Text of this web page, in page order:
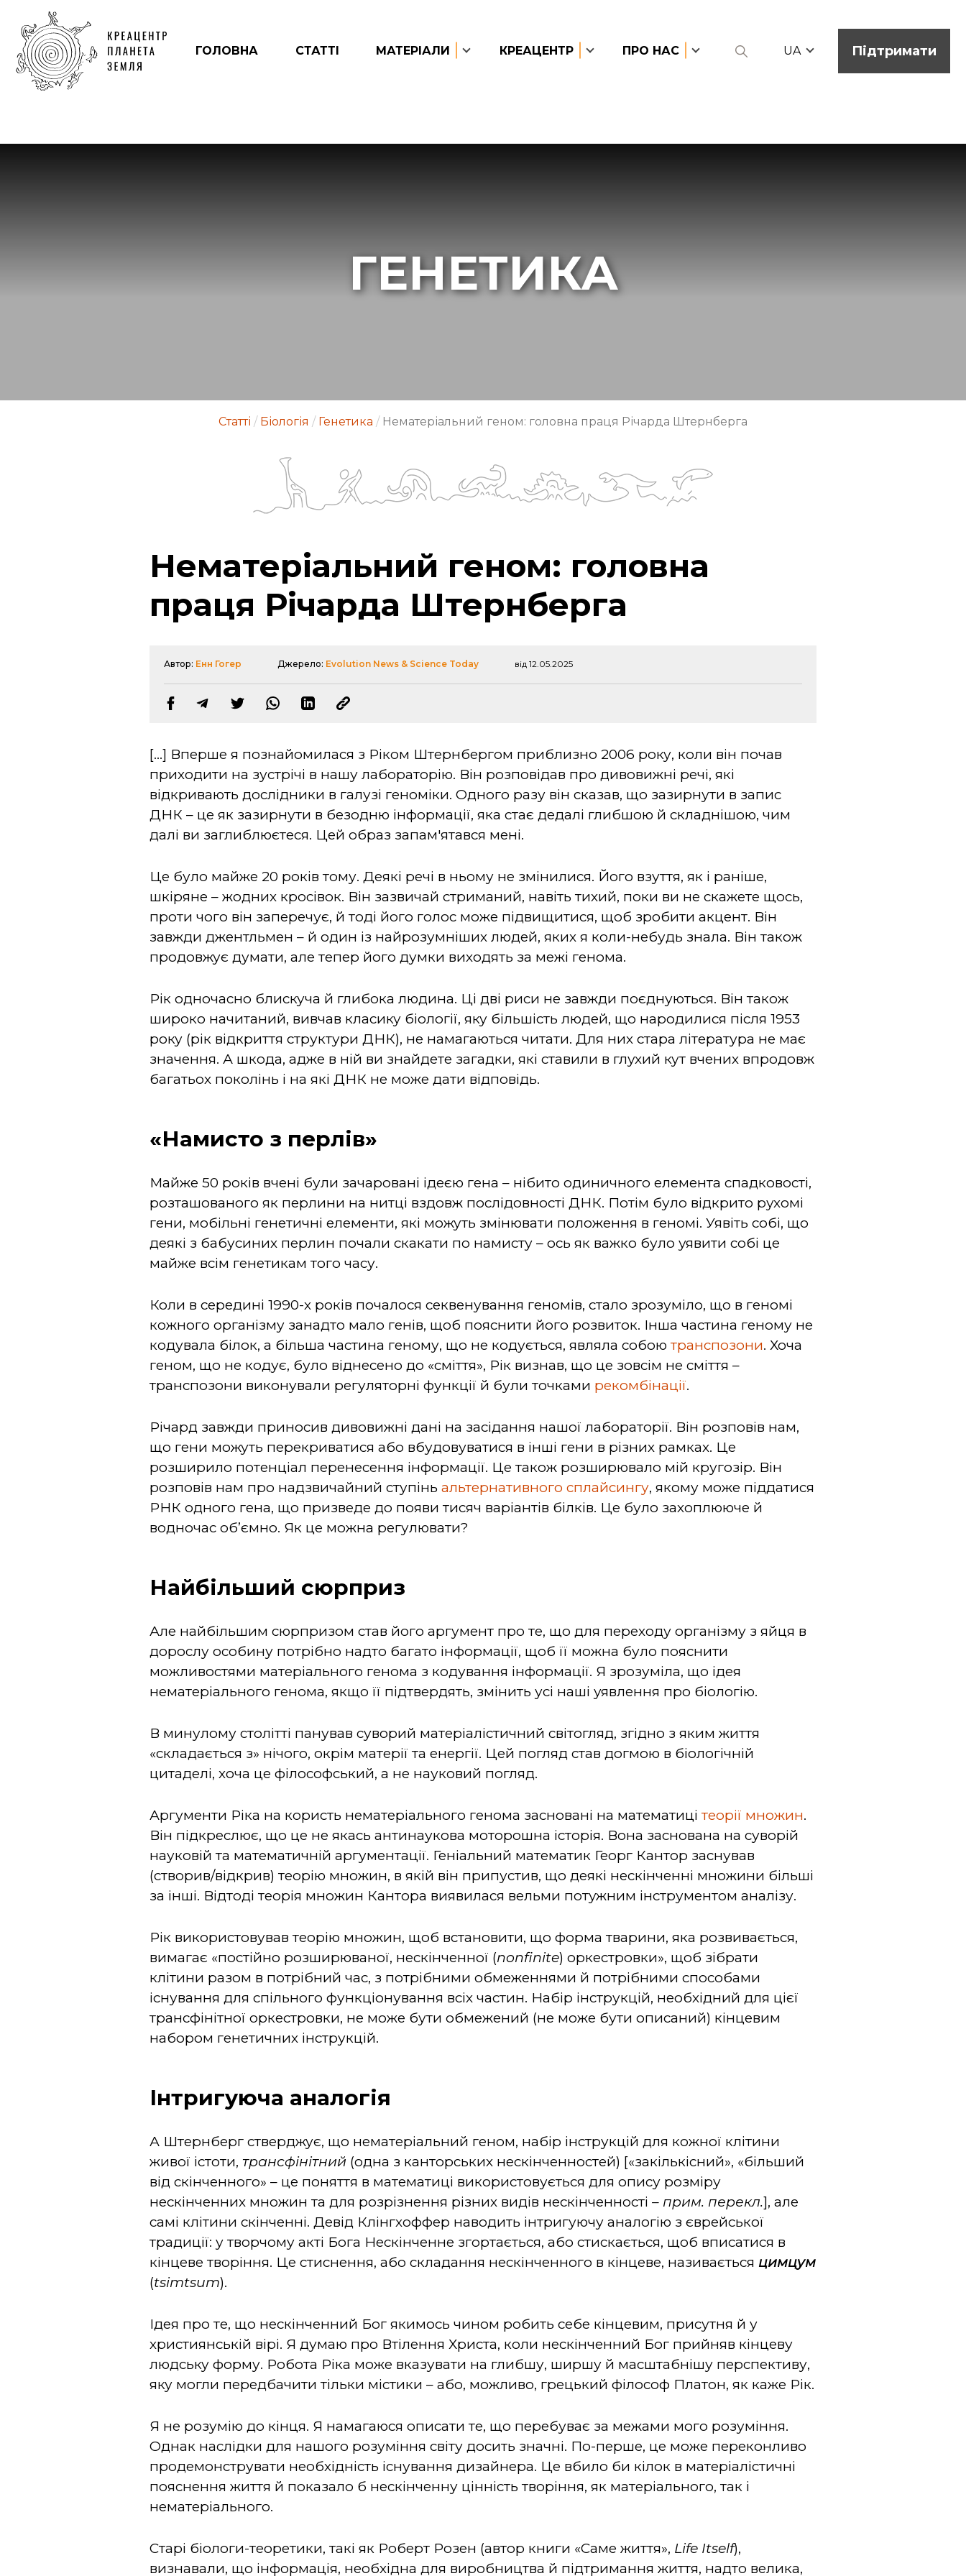
ГОЛОВНА СТАТТІ МАТЕРІАЛИ КРЕАЦЕНТР ПРО НАС UA Підтримати
ГЕНЕТИКА
Статті / Біологія / Генетика / Нематеріальний геном: головна праця Річарда Штернберга
Нематеріальний геном: головна
праця Річарда Штернберга
Автор: Енн Гогер Джерело: Evolution News & Science Today від 12.05.2025
[...] Вперше я познайомилася з Ріком Штернбергом приблизно 2006 року, коли він почав
приходити на зустрічі в нашу лабораторію. Він розповідав про дивовижні речі, які
відкривають дослідники в галузі геноміки. Одного разу він сказав, що зазирнути в запис
ДНК – це як зазирнути в безодню інформації, яка стає дедалі глибшою й складнішою, чим
далі ви заглиблюєтеся. Цей образ запам'ятався мені.
Це було майже 20 років тому. Деякі речі в ньому не змінилися. Його взуття, як і раніше,
шкіряне – жодних кросівок. Він зазвичай стриманий, навіть тихий, поки ви не скажете щось,
проти чого він заперечує, й тоді його голос може підвищитися, щоб зробити акцент. Він
завжди джентльмен – й один із найрозумніших людей, яких я коли-небудь знала. Він також
продовжує думати, але тепер його думки виходять за межі генома.
Рік одночасно блискуча й глибока людина. Ці дві риси не завжди поєднуються. Він також
широко начитаний, вивчав класику біології, яку більшість людей, що народилися після 1953
року (рік відкриття структури ДНК), не намагаються читати. Для них стара література не має
значення. А шкода, адже в ній ви знайдете загадки, які ставили в глухий кут вчених впродовж
багатьох поколінь і на які ДНК не може дати відповідь.
«Намисто з перлів»
Майже 50 років вчені були зачаровані ідеєю гена – нібито одиничного елемента спадковості,
розташованого як перлини на нитці вздовж послідовності ДНК. Потім було відкрито рухомі
гени, мобільні генетичні елементи, які можуть змінювати положення в геномі. Уявіть собі, що
деякі з бабусиних перлин почали скакати по намисту – ось як важко було уявити собі це
майже всім генетикам того часу.
Коли в середині 1990-х років почалося секвенування геномів, стало зрозуміло, що в геномі
кожного організму занадто мало генів, щоб пояснити його розвиток. Інша частина геному не
кодувала білок, а більша частина геному, що не кодується, являла собоютранспозони. Хоча
геном, що не кодує, було віднесено до «сміття», Рік визнав, що це зовсім не сміття –
транспозони виконували регуляторні функції й були точками рекомбінації.
Річард завжди приносив дивовижні дані на засідання нашої лабораторії. Він розповів нам,
що гени можуть перекриватися або вбудовуватися в інші гени в різних рамках. Це
розширило потенціал перенесення інформації. Це також розширювало мій кругозір. Він
розповів нам про надзвичайний ступіньальтернативного сплайсингу, якому може піддатися
РНК одного гена, що призведе до появи тисяч варіантів білків. Це було захоплююче й
водночас об’ємно. Як це можна регулювати?
Найбільший сюрприз
Але найбільшим сюрпризом став його аргумент про те, що для переходу організму з яйця в
дорослу особину потрібно надто багато інформації, щоб її можна було пояснити
можливостями матеріального генома з кодування інформації. Я зрозуміла, що ідея
нематеріального генома, якщо її підтвердять, змінить усі наші уявлення про біологію.
В минулому столітті панував суворий матеріалістичний світогляд, згідно з яким життя
«складається з» нічого, окрім матерії та енергії. Цей погляд став догмою в біологічній
цитаделі, хоча це філософський, а не науковий погляд.
Аргументи Ріка на користь нематеріального генома засновані на математицітеорії множин.
Він підкреслює, що це не якась антинаукова моторошна історія. Вона заснована на суворій
науковій та математичній аргументації. Геніальний математик Георг Кантор заснував
(створив/відкрив) теорію множин, в якій він припустив, що деякі нескінченні множини більші
за інші. Відтоді теорія множин Кантора виявилася вельми потужним інструментом аналізу.
Рік використовував теорію множин, щоб встановити, що форма тварини, яка розвивається,
вимагає «постійно розширюваної, нескінченної (nonfinite) оркестровки», щоб зібрати
клітини разом в потрібний час, з потрібними обмеженнями й потрібними способами
існування для спільного функціонування всіх частин. Набір інструкцій, необхідний для цієї
трансфінітної оркестровки, не може бути обмежений (не може бути описаний) кінцевим
набором генетичних інструкцій.
Інтригуюча аналогія
А Штернберг стверджує, що нематеріальний геном, набір інструкцій для кожної клітини
живої істоти, трансфінітний (одна з канторських нескінченностей) [«закількісний», «більший
від скінченного» – це поняття в математиці використовується для опису розміру
нескінченних множин та для розрізнення різних видів нескінченності– прим. перекл.], але
самі клітини скінченні. Девід Клінгхоффер наводить інтригуючу аналогію з єврейської
традиції: у творчому акті Бога Нескінченне згортається, або стискається, щоб вписатися в
кінцеве творіння. Це стиснення, або складання нескінченного в кінцеве, називається цимцум
(tsimtsum).
Ідея про те, що нескінченний Бог якимось чином робить себе кінцевим, присутня й у
християнській вірі. Я думаю про Втілення Христа, коли нескінченний Бог прийняв кінцеву
людську форму. Робота Ріка може вказувати на глибшу, ширшу й масштабнішу перспективу,
яку могли передбачити тільки містики – або, можливо, грецький філософ Платон, як каже Рік.
Я не розумію до кінця. Я намагаюся описати те, що перебуває за межами мого розуміння.
Однак наслідки для нашого розуміння світу досить значні. По-перше, це може переконливо
продемонструвати необхідність існування дизайнера. Це вбило би кілок в матеріалістичні
пояснення життя й показало б нескінченну цінність творіння, як матеріального, так і
нематеріального.
Старі біологи-теоретики, такі як Роберт Розен (автор книги «Саме життя», Life Itself),
визнавали, що інформація, необхідна для виробництва й підтримання життя, надто велика,